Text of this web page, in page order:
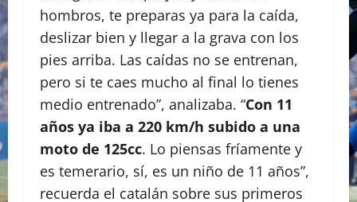
hombros, te preparas ya para la caída,
deslizar bien y llegar a la grava con los
pies arriba. Las caídas no se entrenan,
pero si te caes mucho al final lo tienes
medio entrenado”, analizaba. “Con 11
años ya iba a 220 km/h subido a una
moto de 125cc. Lo piensas fríamente y
es temerario, sí, es un niño de 11 años”,
recuerda el catalán sobre sus primeros